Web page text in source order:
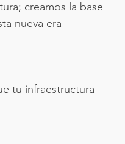
creamos la base
nueva era
tu infraestructura